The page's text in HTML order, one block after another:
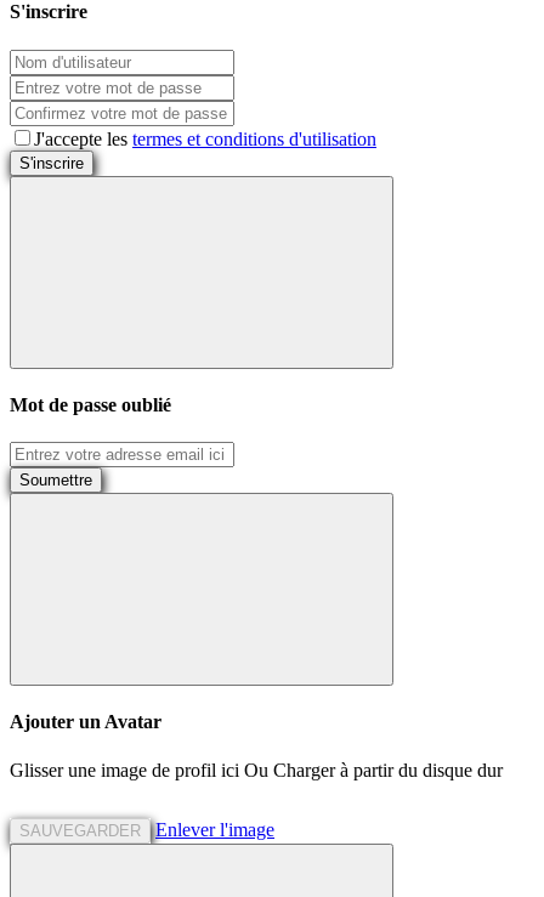
S'inscrire
J'accepte les termes et conditions d'utilisation
S'inscrire
Mot de passe oublié
Soumettre
Ajouter un Avatar
Glisser une image de profil ici Ou Charger à partir du disque dur
SAUVEGARDER Enlever l'image